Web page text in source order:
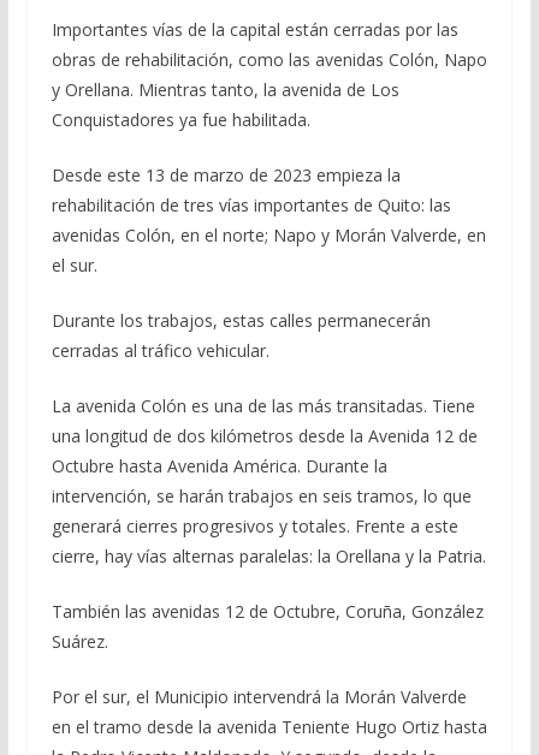
Importantes vías de la capital están cerradas por las
obras de rehabilitación, como las avenidas Colón, Napo
y Orellana. Mientras tanto, la avenida de Los
Conquistadores ya fue habilitada.
Desde este 13 de marzo de 2023 empieza la
rehabilitación de tres vías importantes de Quito: las
avenidas Colón, en el norte; Napo y Morán Valverde, en
el sur.
Durante los trabajos, estas calles permanecerán
cerradas al tráfico vehicular.
La avenida Colón es una de las más transitadas. Tiene
una longitud de dos kilómetros desde la Avenida 12 de
Octubre hasta Avenida América. Durante la
intervención, se harán trabajos en seis tramos, lo que
generará cierres progresivos y totales. Frente a este
cierre, hay vías alternas paralelas: la Orellana y la Patria.
También las avenidas 12 de Octubre, Coruña, González
Suárez.
Por el sur, el Municipio intervendrá la Morán Valverde
en el tramo desde la avenida Teniente Hugo Ortiz hasta